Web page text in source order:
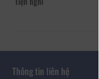
Thông tin liên hệ